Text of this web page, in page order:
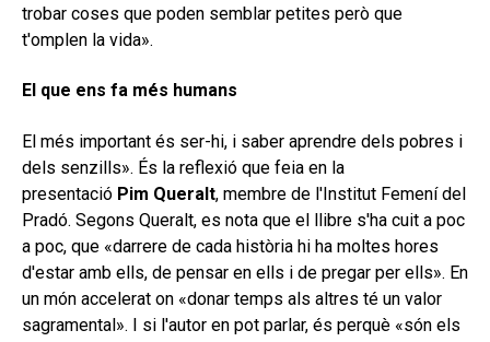
trobar coses que poden semblar petites però que
t'omplen la vida».
El que ens fa més humans
El més important és ser-hi, i saber aprendre dels pobres i
dels senzills». És la reflexió que feia en la
presentació Pim Queralt, membre de l'Institut Femení del
Pradó. Segons Queralt, es nota que el llibre s'ha cuit a poc
a poc, que «darrere de cada història hi ha moltes hores
d'estar amb ells, de pensar en ells i de pregar per ells». En
un món accelerat on «donar temps als altres té un valor
sagramental». I si l'autor en pot parlar, és perquè «són els